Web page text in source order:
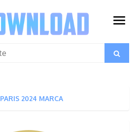
open
Search
PARIS 2024 MARCA